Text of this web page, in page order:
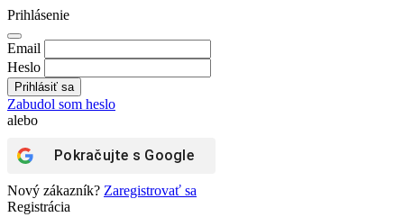
Prihlásenie
Email
Heslo
Zabudol som heslo
alebo
Pokračujte s Google
Nový zákazník? Zaregistrovať sa
Registrácia